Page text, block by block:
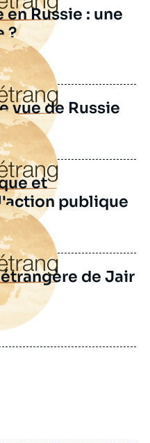
Russie : une
?
vue de Russie
et
publique
de Jair